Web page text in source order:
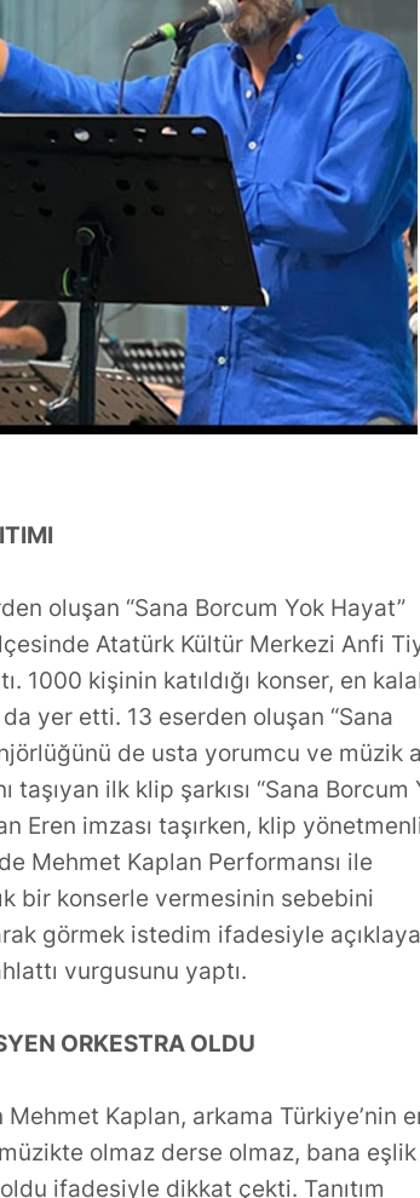
oluşan “Sana Borcum Yok Hayat”
ilçesinde Atatürk Kültür Merkezi Anfi
1000 kişinin katıldığı konser, en
yer etti. 13 eserden oluşan “Sana
de usta yorumcu ve müzik
ilk klip şarkısı “Sana Borcum
Eren imzası taşırken, klip
Mehmet Kaplan Performansı ile
bir konserle vermesinin sebebini
görmek istedim ifadesiyle
vurgusunu yaptı.
ORKESTRA OLDU
Kaplan, arkama Türkiye’nin
olmaz derse olmaz, bana eşlik
ifadesiyle dikkat çekti. Tanıtım
Büşra Öztürk